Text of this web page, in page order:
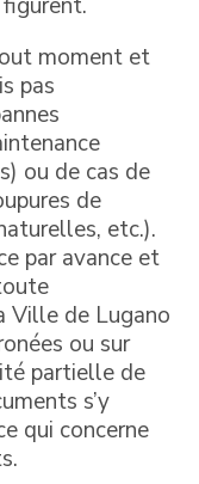
moment et
pas
ou de cas de
de
etc.).
par avance et
Ville de Lugano
ou sur
partielle de
s’y
qui concerne